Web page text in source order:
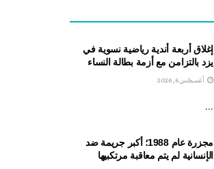
إغلاق أربعة أندية رياضية نسوية في
يزد بالتزامن مع أزمة بطالة النساء
أغسطس 6, 2026
...
مجزرة عام 1988؛ أكبر جريمة ضد
الإنسانية لم يتم معاقبة مرتكبيها